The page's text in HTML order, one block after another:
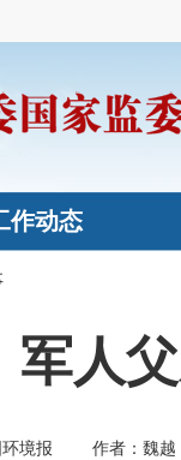
作动态
军人
境报 作者：魏越